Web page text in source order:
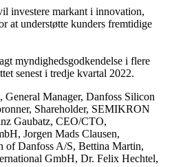
investere markant i innovation,
at understøtte kunders fremtidige
myndighedsgodkendelse i flere
senest i tredje kvartal 2022.
General Manager, Danfoss Silicon
Shareholder, SEMIKRON
Gaubatz, CEO/CTO,
Jorgen Mads Clausen,
of Danfoss A/S, Bettina Martin,
GmbH, Dr. Felix Hechtel,